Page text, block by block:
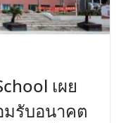
เผย
รับอนาคต